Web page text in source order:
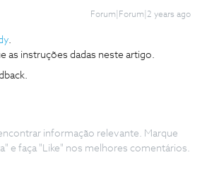
Forum|Forum|2 years ago
.
as instruções dadas neste artigo.
informação relevante. Marque
e faça "Like" nos melhores comentários.